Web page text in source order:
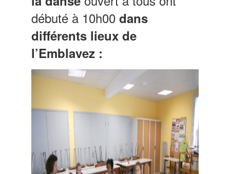
débuté à 10h00dans
différents lieux de
l’Emblavez :